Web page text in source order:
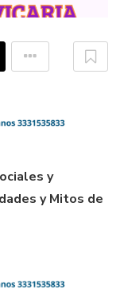
y
y Mitos de